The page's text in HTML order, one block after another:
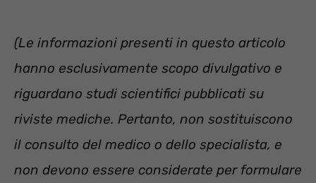
(Le informazioni presenti in questo articolo
hanno esclusivamente scopo divulgativo e
riguardano studi scientifici pubblicati su
riviste mediche. Pertanto, non sostituiscono
il consulto del medico o dello specialista, e
non devono essere considerate per formulare